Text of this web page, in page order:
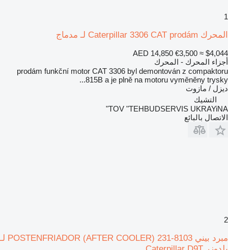
1
المحرك Caterpillar 3306 CAT prodám لـ مدماج
AED 14,850 €3,500 ≈ $4,044
أجزاء المحرك - المحرك
prodám funkční motor CAT 3306 byl demontován z compaktoru
815B a je plně na motoru vyměněny trysky...
ديزل / مازوت
التشيك
TOV "TEHBUDSERVIS UKRAYiNA"
الاتصال بالبائع
2
مبرد بيني POSTENFRIADOR (AFTER COOLER) 231-8103 لـ